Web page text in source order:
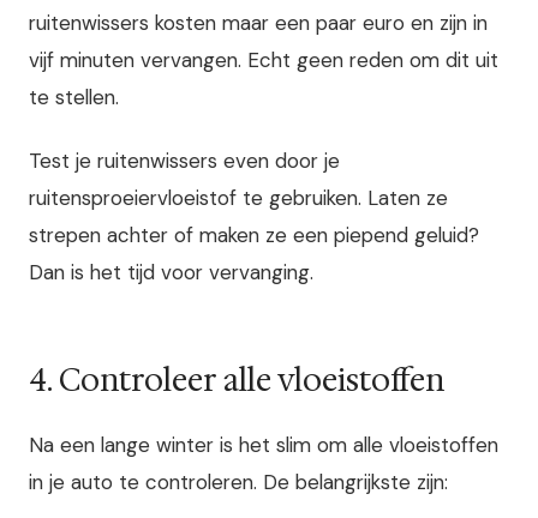
ruitenwissers kosten maar een paar euro en zijn in
vijf minuten vervangen. Echt geen reden om dit uit
te stellen.
Test je ruitenwissers even door je
ruitensproeiervloeistof te gebruiken. Laten ze
strepen achter of maken ze een piepend geluid?
Dan is het tijd voor vervanging.
4. Controleer alle vloeistoffen
Na een lange winter is het slim om alle vloeistoffen
in je auto te controleren. De belangrijkste zijn: